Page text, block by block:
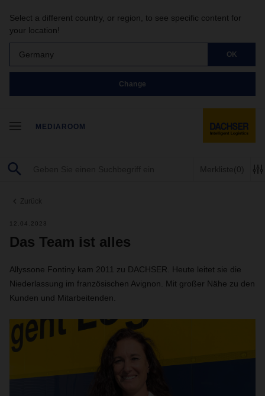
Select a different country, or region, to see specific content for
your location!
Germany OK
Change
MEDIAROOM
Merkliste(0)
Zurück
12.04.2023
Das Team ist alles
Allyssone Fontiny kam 2011 zu DACHSER. Heute leitet sie die
Niederlassung im französischen Avignon. Mit großer Nähe zu den
Kunden und Mitarbeitenden.